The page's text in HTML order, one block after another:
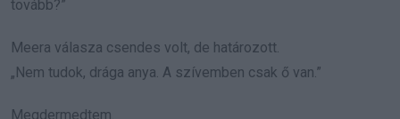
tovább?”
Meera válasza csendes volt, de határozott.
„Nem tudok, drága anya. A szívemben csak ő van.”
Megdermedtem.